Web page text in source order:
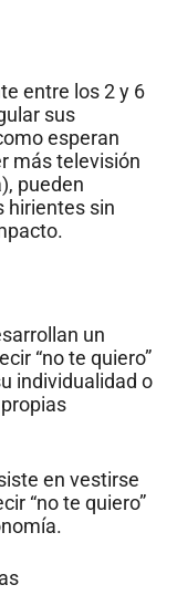
entre los 2 y 6
sus
esperan
más televisión
pueden
hirientes sin
un
“no te quiero”
individualidad o
en vestirse
“no te quiero”